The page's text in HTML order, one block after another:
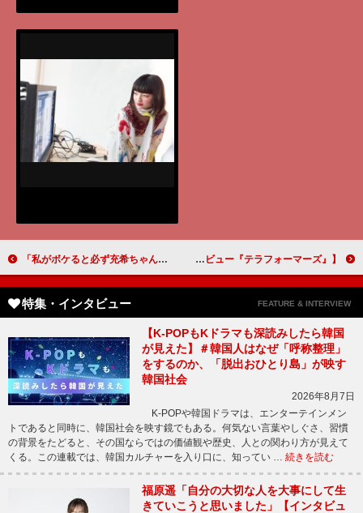
「私がボケると必ず充希ちゃんが突っ込んでくれます」木村多江（小橋君子） 【とと姉ちゃん インタビュー】 伊藤英明「昆虫図鑑を見直した」 山下智久「これ俺って分からないな」 【インタビュー『テラフォーマーズ』】
特集・インタビュー FEATURE & INTERVIEW
【K-POPもKドラマも深読みしたら韓国
が見えた】＃韓国人はなぜ「呼称整理」
をするのか、「脱出おひとり島」が映す
韓国社会
2026年8月7日
K-POPや韓国ドラマは、エンターテインメン
トであると同時に、韓国社会を映す鏡でもある。何気ない言葉やしぐさ、習慣
の背景をたどると、その国ならではの価値観や歴史、人との関わり方が見えて
くる。この連載では、韓国カルチャーを入り口に、知ってい … 続きを読む
福原遥「自分の大切な人を大事にして生
きていこうと思いました」【インタビュ